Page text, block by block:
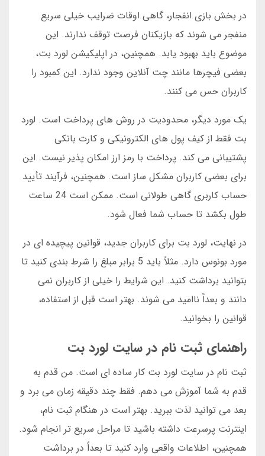
در بخش بازی انفجار، گاهی اوقات ضرایب خیلی سریع
منفجر می شوند که بازیکنان فرصت توقف ندارند. این
موضوع باید بهبود یابد. همچنین، در اپلیکیشن لورد بت،
بعضی فیچرها مانند چت آنلاین وجود ندارد. این کمبود را
کاربران حس می کنند.
یک مورد دیگر، محدودیت در روش های پرداخت است. لورد
بت فقط از کیف پول های الکترونیکی و کارت بانکی
پشتیبانی می کند. پرداخت با رمز ارز امکان پذیر نیست. این
برای بعضی کاربران مشکل ساز است. همچنین، فرآیند تأیید
حساب کاربری گاهی طولانی است. ممکن است 24 ساعت
طول بکشد تا حساب شما فعال شود.
در نهایت، لورد بت برای کاربران جدید، قوانین پیچیده ای در
مورد بونوس دارد. مثلاً باید 5 برابر مبلغ را شرط بندی کنید تا
بتوانید برداشت کنید. این شرایط را خیلی از کاربران نمی
دانند و بعداً ناامید می شوند. بهتر است قبل از استفاده،
قوانین را بخوانید.
راهنمای ثبت نام در سایت لورد بت
ثبت نام در سایت لورد بت کار ساده ای است. من قدم به
قدم به شما آموزش می دهم. فقط چند دقیقه زمان می برد و
بعد می توانید لذت ببرید. بهتر است در هنگام ثبت نام،
اینترنت پرسرعت داشته باشید تا مراحل سریع تر انجام شود.
همچنین، اطلاعات واقعی وارد کنید تا بعداً در برداشت